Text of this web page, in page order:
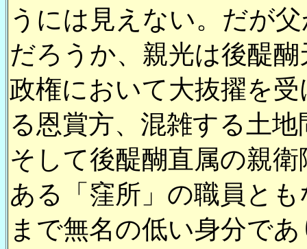
うには見えない。だが
だろうか、親光は後醍
政権において大抜擢を
る恩賞方、混雑する土
そして後醍醐直属の親
ある「窪所」の職員と
まで無名の低い身分で